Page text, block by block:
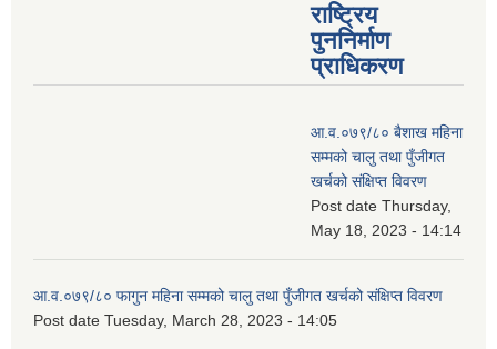
राष्ट्रिय
पुननिर्माण
प्राधिकरण
आ.व.०७९/८० बैशाख महिना
सम्मको चालु तथा पुँजीगत
खर्चको संक्षिप्त विवरण
Post date Thursday,
May 18, 2023 - 14:14
आ.व.०७९/८० फागुन महिना सम्मको चालु तथा पुँजीगत खर्चको संक्षिप्त विवरण
Post date Tuesday, March 28, 2023 - 14:05